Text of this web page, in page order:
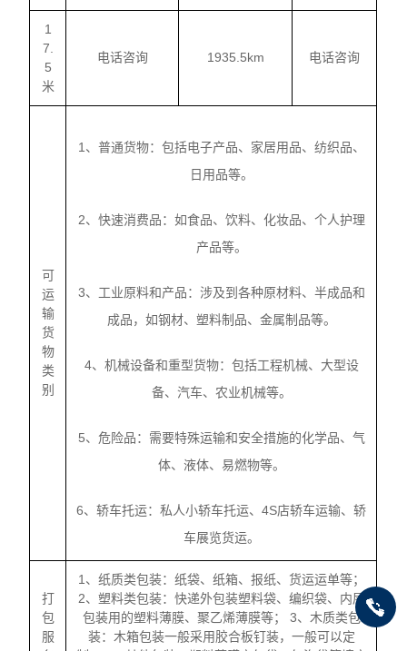
1
7.
5
米
电话咨询 1935.5km 电话咨询
可
运
输
货
物
类
别
1、普通货物：包括电子产品、家居用品、纺织品、
日用品等。
2、快速消费品：如食品、饮料、化妆品、个人护理
产品等。
3、工业原料和产品：涉及到各种原材料、半成品和
成品，如钢材、塑料制品、金属制品等。
4、机械设备和重型货物：包括工程机械、大型设
备、汽车、农业机械等。
5、危险品：需要特殊运输和安全措施的化学品、气
体、液体、易燃物等。
6、轿车托运：私人小轿车托运、4S店轿车运输、轿
车展览货运。
打
包
服
1、纸质类包装：纸袋、纸箱、报纸、货运运单等；
2、塑料类包装：快递外包装塑料袋、编织袋、内层
包装用的塑料薄膜、聚乙烯薄膜等； 3、木质类包
装：木箱包装一般采用胶合板钉装，一般可以定